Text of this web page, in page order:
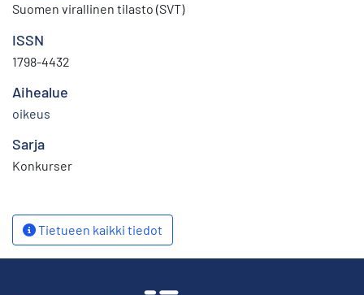
Suomen virallinen tilasto (SVT)
ISSN
1798-4432
Aihealue
oikeus
Sarja
Konkurser
Tietueen kaikki tiedot